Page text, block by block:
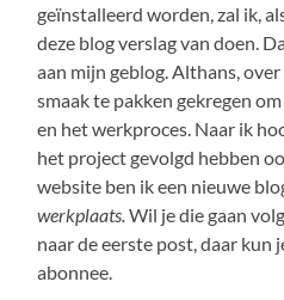
geïnstalleerd worden, zal ik,
deze blog verslag van doen.
aan mijn geblog. Althans,
smaak te pakken gekregen
en het werkproces. Naar ik
het project gevolgd hebben
website ben ik een nieuwe
werkplaats.Wil je die gaan
naar de eerste post, daar kun
abonnee.